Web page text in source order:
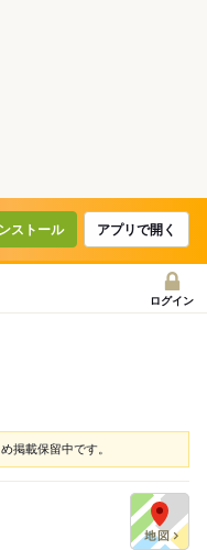
ストール アプリで開く
ログイン
掲載保留中です。